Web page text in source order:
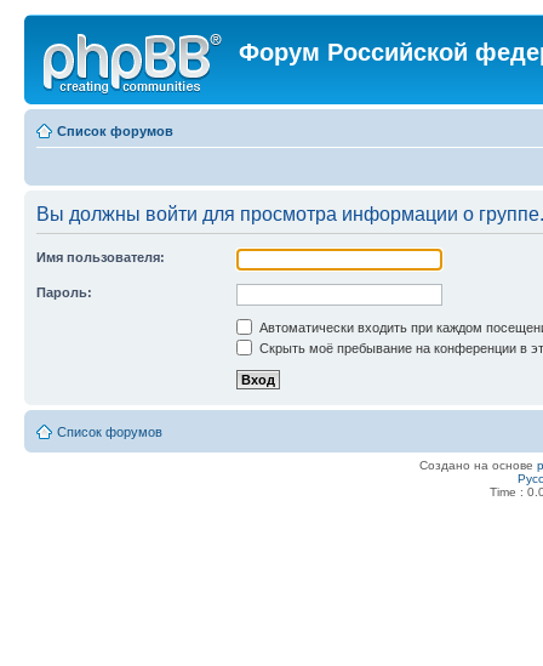
Форум Российской
Список форумов
Вы должны войти для просмотра информации о группе.
Имя пользователя:
Пароль:
Автоматически входить при каждом
Скрыть моё пребывание на конференции в
Список форумов
Создано на основе
Time :